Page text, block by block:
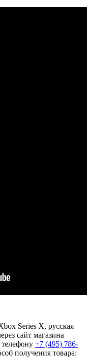
Series X, русская
сайт магазина
+7 (495) 786-
получения товара: